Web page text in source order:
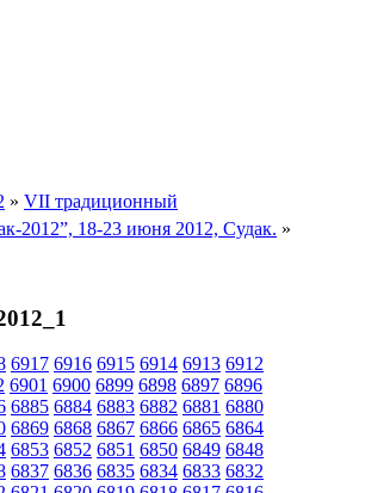
» VII традиционный
2012”, 18-23 июня 2012, Судак. »
6917 6916 6915 6914 6913 6912
6901 6900 6899 6898 6897 6896
6885 6884 6883 6882 6881 6880
6869 6868 6867 6866 6865 6864
6853 6852 6851 6850 6849 6848
6837 6836 6835 6834 6833 6832